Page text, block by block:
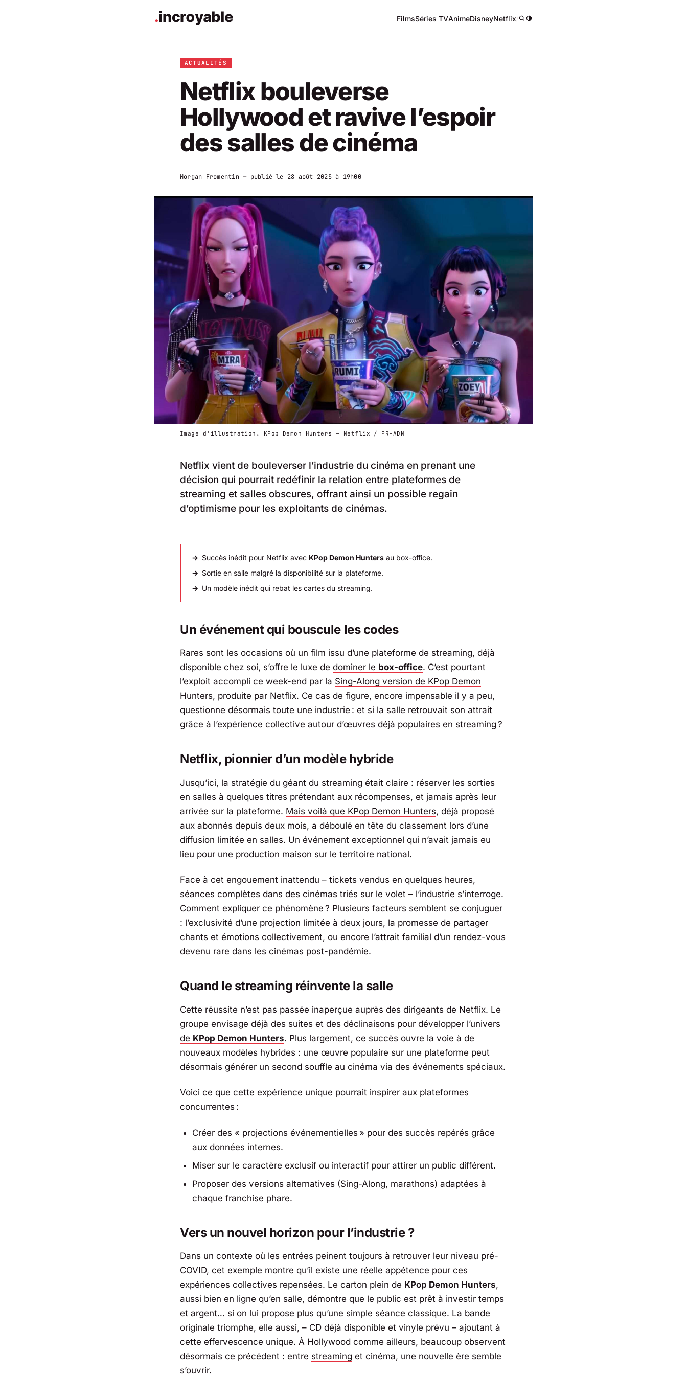
FilmsSéries TVAnimeDisneyNetflix/
ACTUALITÉS
Netflix bouleverse
Hollywood et ravive l’espoir
des salles de cinéma
Morgan Fromentin— publié le 28 août 2025 à 19h00
Image d'illustration. KPop Demon Hunters — Netflix / PR-ADN
Netflix vient de bouleverser l’industrie du cinéma en prenant une
décision qui pourrait redéfinir la relation entre plateformes de
streaming et salles obscures, offrant ainsi un possible regain
d’optimisme pour les exploitants de cinémas.
Succès inédit pour Netflix avec KPop Demon Hunters au box-office.
Sortie en salle malgré la disponibilité sur la plateforme.
Un modèle inédit qui rebat les cartes du streaming.
Un événement qui bouscule les codes
Rares sont les occasions où un film issu d’une plateforme de streaming, déjà
disponible chez soi, s’offre le luxe de dominer le box-office. C’est pourtant
l’exploit accompli ce week-end par la Sing-Along version de KPop Demon
Hunters, produite par Netflix. Ce cas de figure, encore impensable il y a peu,
questionne désormais toute une industrie : et si la salle retrouvait son attrait
grâce à l’expérience collective autour d’œuvres déjà populaires en streaming ?
Netflix, pionnier d’un modèle hybride
Jusqu’ici, la stratégie du géant du streaming était claire : réserver les sorties
en salles à quelques titres prétendant aux récompenses, et jamais après leur
arrivée sur la plateforme. Mais voilà que KPop Demon Hunters, déjà proposé
aux abonnés depuis deux mois, a déboulé en tête du classement lors d’une
diffusion limitée en salles. Un événement exceptionnel qui n’avait jamais eu
lieu pour une production maison sur le territoire national.
Face à cet engouement inattendu – tickets vendus en quelques heures,
séances complètes dans des cinémas triés sur le volet – l’industrie s’interroge.
Comment expliquer ce phénomène ? Plusieurs facteurs semblent se conjuguer
: l’exclusivité d’une projection limitée à deux jours, la promesse de partager
chants et émotions collectivement, ou encore l’attrait familial d’un rendez-vous
devenu rare dans les cinémas post-pandémie.
Quand le streaming réinvente la salle
Cette réussite n’est pas passée inaperçue auprès des dirigeants de Netflix. Le
groupe envisage déjà des suites et des déclinaisons pour développer l’univers
de KPop Demon Hunters. Plus largement, ce succès ouvre la voie à de
nouveaux modèles hybrides : une œuvre populaire sur une plateforme peut
désormais générer un second souffle au cinéma via des événements spéciaux.
Voici ce que cette expérience unique pourrait inspirer aux plateformes
concurrentes :
Créer des « projections événementielles » pour des succès repérés grâce
aux données internes.
Miser sur le caractère exclusif ou interactif pour attirer un public différent.
Proposer des versions alternatives (Sing-Along, marathons) adaptées à
chaque franchise phare.
Vers un nouvel horizon pour l’industrie ?
Dans un contexte où les entrées peinent toujours à retrouver leur niveau pré-
COVID, cet exemple montre qu’il existe une réelle appétence pour ces
expériences collectives repensées. Le carton plein de KPop Demon Hunters,
aussi bien en ligne qu’en salle, démontre que le public est prêt à investir temps
et argent… si on lui propose plus qu’une simple séance classique. La bande
originale triomphe, elle aussi, – CD déjà disponible et vinyle prévu – ajoutant à
cette effervescence unique. À Hollywood comme ailleurs, beaucoup observent
désormais ce précédent : entre streaming et cinéma, une nouvelle ère semble
s’ouvrir.